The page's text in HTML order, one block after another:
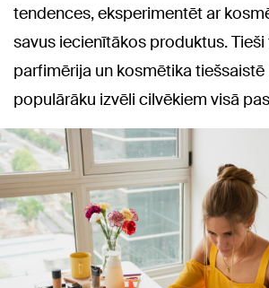
tendences, eksperimentēt ar
savus iecienītākos produktus.
parfimērija un kosmētika
populārāku izvēli cilvēkiem visā